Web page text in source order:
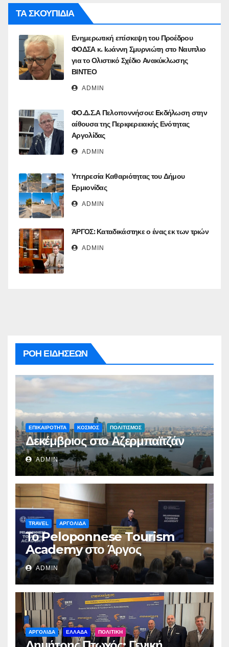
ΤΑ ΣΚΟΥΠΙΔΙΑ
Ενημερωτική επίσκεψη του Προέδρου
ΦΟΔΣΑ κ. Ιωάννη Σμυρνιώτη στο Ναυπλιο
για το Ολιστικό Σχέδιο Ανακύκλωσης
ΒΙΝΤΕΟ
ADMIN
ΦΟ.Δ.Σ.Α Πελοποννήσου: Eκδήλωση στην
αίθουσα της Περιφερειακής Ενότητας
Αργολίδας
ADMIN
Υπηρεσία Καθαριότητας του Δήμου
Ερμιονίδας
ADMIN
ΆΡΓΟΣ: Καταδικάστηκε ο ένας εκ των τριών
ADMIN
ΡΟΗ ΕΙΔΗΣΕΩΝ
ΕΠΙΚΑΙΡΟΤΗΤΑ ΚΟΣΜΟΣ ΠΟΛΙΤΙΣΜΟΣ
Δεκέμβριος στο Αζερμπαϊτζάν
ADMIN
TRAVEL ΑΡΓΟΛΙΔΑ
Το Peloponnese Tourism
Academy στο Άργος
ADMIN
ΑΡΓΟΛΙΔΑ ΕΛΛΑΔΑ ΠΟΛΙΤΙΚΗ